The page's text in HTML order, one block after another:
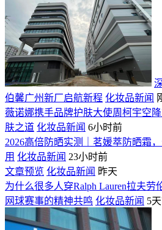
伯馨广州新厂启航新程 化妆品新闻
薇诺娜携手品牌护肤大使周柯宇空
肤之道 化妆品新闻 6小时前
2026高倍防晒实测｜茗媛萃防晒霜
用 化妆品新闻 23小时前
文章预览 化妆品新闻 昨天
为什么很多人穿Ralph Lauren拉夫
网球赛事的精神共鸣 化妆品新闻 5